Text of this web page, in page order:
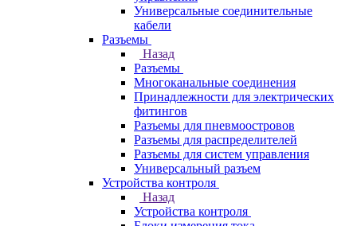
Универсальные соединительные
кабели
Разъемы
Назад
Разъемы
Многоканальные соединения
Принадлежности для электрических
фитингов
Разъемы для пневмоостровов
Разъемы для распределителей
Разъемы для систем управления
Универсальный разъем
Устройства контроля
Назад
Устройства контроля